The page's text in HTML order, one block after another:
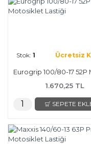
Stok: 1 Ücretsiz
1.670,25 TL
SEPETE